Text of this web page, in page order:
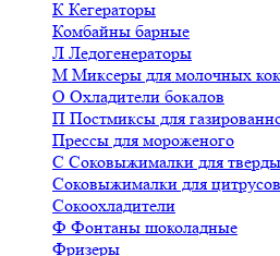
К Кегераторы
Комбайны барные
Л Ледогенераторы
М Миксеры для молочных
О Охладители бокалов
П Постмиксы для
Прессы для мороженого
С Соковыжималки для
Соковыжималки для
Сокоохладители
Ф Фонтаны шоколадные
Фризеры